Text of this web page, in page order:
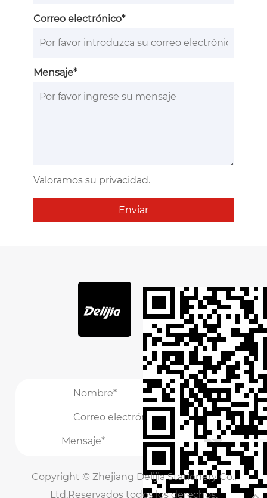
Correo electrónico*
Mensaje*
Valoramos su privacidad.
/
Copyright © Zhejiang Delijia Stationery Co.,
Ltd.Reservados todos los derechos.